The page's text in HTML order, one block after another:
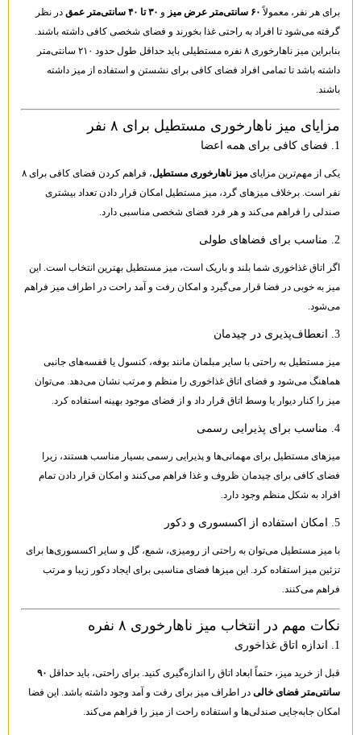
برای هر نفر، معمولاً۶۰ سانتی‌متر عرض میز و۳۰ تا ۴۰ سانتی‌متر عمق
در نظر
گرفته می‌شود تا افراد به راحتی غذا بخورند و فضای شخصی کافی داشته باشند.
بنابراین میز ناهارخوری ۸ نفره مستطیلی باید حداقل طول حدود ۲۱۰ سانتی‌متر
داشته باشد تا تمامی افراد فضای کافی برای نشستن و استفاده از میز داشته
باشند.
مزایای میز ناهارخوری مستطیل برای ۸ نفر
یکی از مهم‌ترین مزایایمیز ناهارخوری مستطیل
، فراهم کردن فضای کافی برای ۸
نفر است. برخلاف میزهای گرد، میز مستطیل امکان قرار دادن تعداد بیشتری
صندلی را فراهم می‌کند و هر فرد فضای شخصی مناسبی دارد.
اگر اتاق غذاخوری شما بلند و باریک است، میز مستطیل بهترین انتخاب است. این
میز به خوبی در فضا قرار می‌گیرد و امکان رفت و آمد راحت در اطراف میز فراهم
می‌شود.
میز مستطیل به راحتی با سایر مبلمان مانند بوفه، کنسول یا قفسه‌های جانبی
هماهنگ می‌شود و فضای اتاق غذاخوری را منظم و مرتب نشان می‌دهد. می‌توان
میز را کنار دیوار یا وسط اتاق قرار داد و از فضای موجود بهینه استفاده کرد.
میزهای مستطیل برای مهمانی‌ها و پذیرایی رسمی بسیار مناسب هستند، زیرا
فضای کافی برای چیدمان ظروف و غذا فراهم می‌کنند و امکان قرار دادن تمام
افراد به شکل منظم وجود دارد.
با میز مستطیل می‌توان به راحتی از رومیزی، شمع، گل و سایر اکسسوری‌ها برای
تزئین میز استفاده کرد. این میزها فضای مناسبی برای ایجاد دکور زیبا و مرتب
فراهم می‌کنند.
نکات مهم در انتخاب میز ناهارخوری ۸ نفره
قبل از خرید میز، حتماً ابعاد اتاق را اندازه‌گیری کنید. برای راحتی، باید حداقل۹۰
سانتی‌متر فضای خالیدر اطراف میز برای رفت و آمد وجود داشته باشد. این فضا
امکان جابه‌جایی صندلی‌ها و استفاده راحت از میز را فراهم می‌کند.